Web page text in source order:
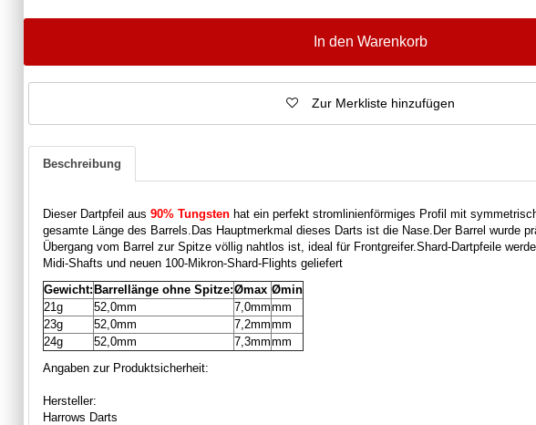
In den Warenkorb
Zur Merkliste hinzufügen
Beschreibung
Dieser Dartpfeil aus 90% Tungsten hat ein perfekt stromlinienförmiges Profil mit
gesamte Länge des Barrels. Das Hauptmerkmal dieses Darts ist die Nase. Der Barrel wurde
Übergang vom Barrel zur Spitze völlig nahtlos ist, ideal für Frontgreifer.Shard-Dartpfeile
Midi-Shafts und neuen 100-Mikron-Shard-Flights geliefert
Gewicht:Barrellänge ohne Spitze:Ømax Ømin
21g
52,0mm 7,0mmmm
23g
52,0mm 7,2mmmm
24g
52,0mm 7,3mmmm
Angaben zur Produktsicherheit:
Hersteller:
Harrows Darts